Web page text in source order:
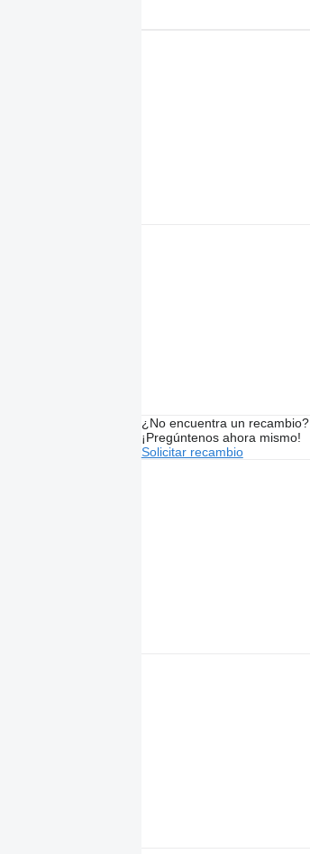
¿No encuentra un recambio?
¡Pregúntenos ahora mismo!
Solicitar recambio